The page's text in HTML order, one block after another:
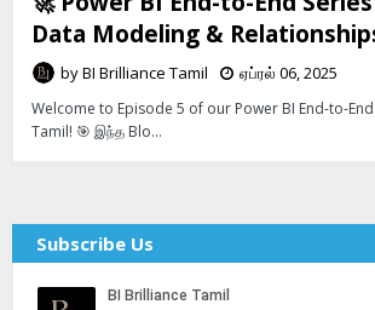
Data Modeling &
byBI Brilliance Tamil ஏப்ரல் 06, 2025
Welcome to Episode 5 of our Power BI End-to-
Tamil! 🎯 இந்த Blo…
Subscribe Us